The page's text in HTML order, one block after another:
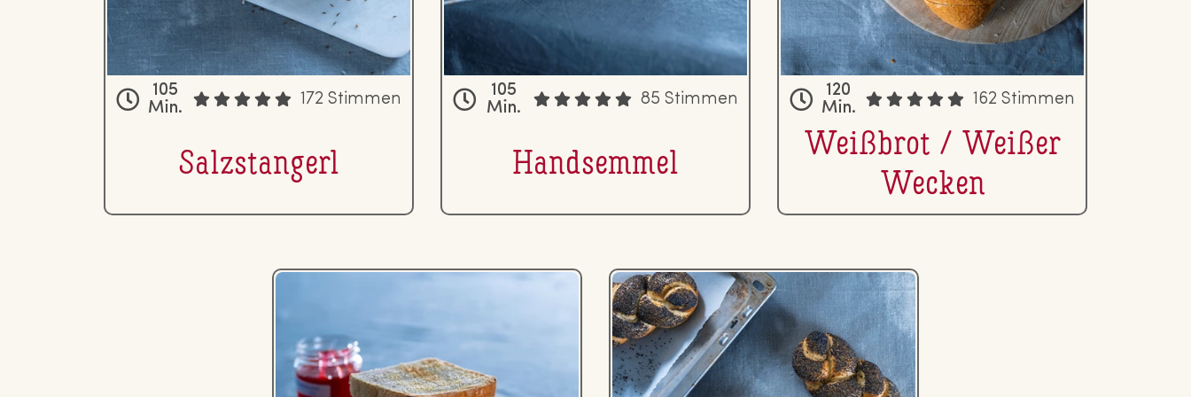
105
Min.
172 Stimmen
Salz­stan­gerl
105
Min.
85 Stimmen
Hand­sem­mel
120
Min.
162 Stimmen
Weißbrot / Weißer
Wecken